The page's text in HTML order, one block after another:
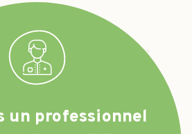
un professionnel